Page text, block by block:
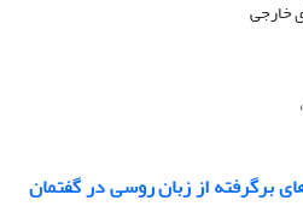
برگرفته از زبان روسی در گفتمان